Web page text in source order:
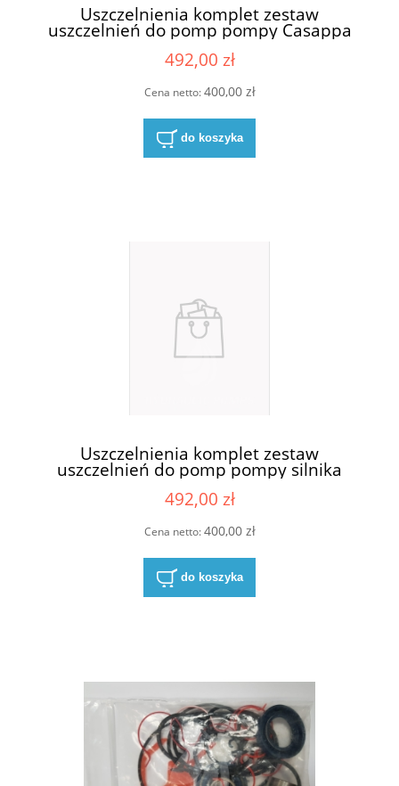
Uszczelnienia komplet zestaw
uszczelnień do pomp pompy Casappa
KP30-84E4-S/D
492,00 zł
Cena netto:400,00 zł
do koszyka
Uszczelnienia komplet zestaw
uszczelnień do pomp pompy silnika
Casappa KP30-83E3-R/B/L
492,00 zł
Cena netto:400,00 zł
do koszyka